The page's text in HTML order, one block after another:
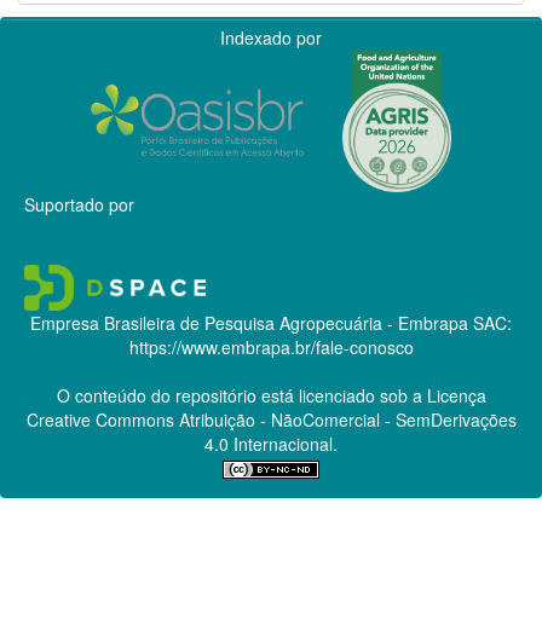
Indexado por
Suportado por
Empresa Brasileira de Pesquisa Agropecuária - Embrapa SAC:
https://www.embrapa.br/fale-conosco
O conteúdo do repositório está licenciado sob a Licença
Creative CommonsAtribuição - NãoComercial - SemDerivações
4.0 Internacional.